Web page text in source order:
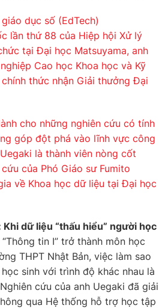
dục số (EdTech)
lần thứ 88 của Hiệp hội Xử lý
tại Đại học Matsuyama, anh
Cao học Khoa học và Kỹ
thức nhận Giải thưởng Đại
cho những nghiên cứu có tính
góp đột phá vào lĩnh vực công
là thành viên nòng cốt
của Phó Giáo sư Fumito
về Khoa học dữ liệu tại Đại học
dữ liệu “thấu hiểu” người học
tin I” trở thành môn học
THPT Nhật Bản, việc làm sao
sinh với trình độ khác nhau là
cứu của anh Uegaki đã giải
qua Hệ thống hỗ trợ học tập